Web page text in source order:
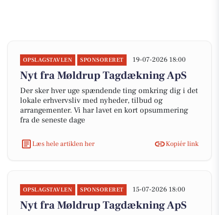
OPSLAGSTAVLEN SPONSORERET 19-07-2026 18:00
Nyt fra Møldrup Tagdækning ApS
Der sker hver uge spændende ting omkring dig i det
lokale erhvervsliv med nyheder, tilbud og
arrangementer. Vi har lavet en kort opsummering
fra de seneste dage
Læs hele artiklen her Kopiér link
OPSLAGSTAVLEN SPONSORERET 15-07-2026 18:00
Nyt fra Møldrup Tagdækning ApS